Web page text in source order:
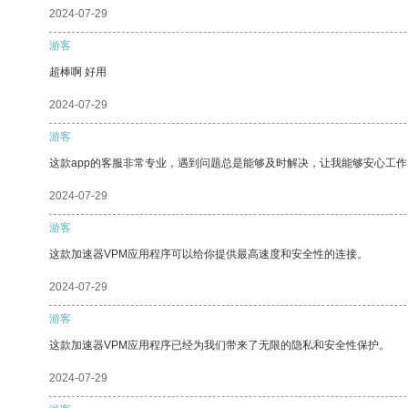
2024-07-29
游客
超棒啊 好用
2024-07-29
游客
这款app的客服非常专业，遇到问题总是能够及时解决，让我能够安心工
2024-07-29
游客
这款加速器VPM应用程序可以给你提供最高速度和安全性的连接。
2024-07-29
游客
这款加速器VPM应用程序已经为我们带来了无限的隐私和安全性保护。
2024-07-29